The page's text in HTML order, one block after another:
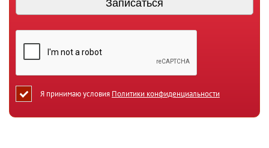
Я принимаю условия Политики конфиденциальности